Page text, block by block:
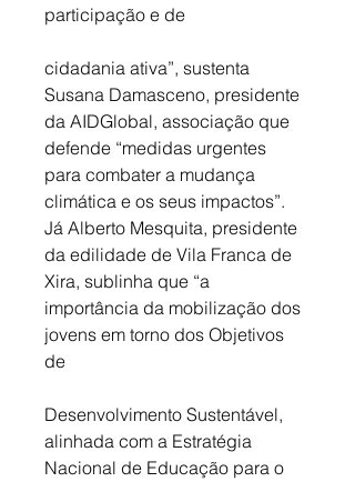
participação e de
cidadania ativa”, sustenta
Susana Damasceno, presidente
da AIDGlobal, associação que
defende “medidas urgentes
para combater a mudança
climática e os seus impactos”.
Já Alberto Mesquita, presidente
da edilidade de Vila Franca de
Xira, sublinha que “a
importância da mobilização dos
jovens em torno dos Objetivos
de
Desenvolvimento Sustentável,
alinhada com a Estratégia
Nacional de Educação para o